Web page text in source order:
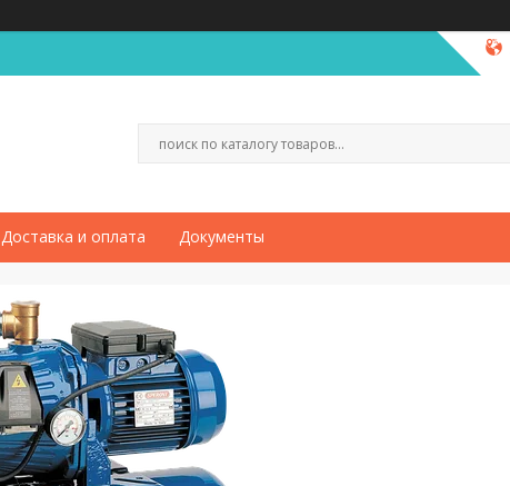
Доставка и оплата Документы